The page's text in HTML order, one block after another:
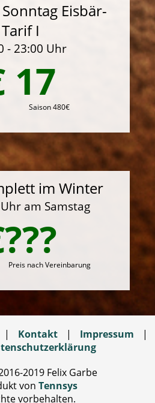
Eisbär-
Tarif I
- 23:00 Uhr
17
Saison 480€
im Winter
am Samstag
Preis nach Vereinbarung
| Kontakt | Impressum
|
2019 Felix Garbe
von Tennsys
vorbehalten.